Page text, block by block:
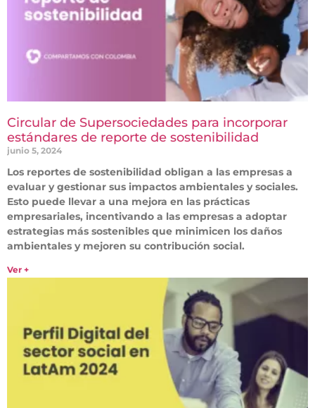
Circular de Supersociedades para incorporar
estándares de reporte de sostenibilidad
junio 5, 2024
Los reportes de sostenibilidad obligan a las empresas a
evaluar y gestionar sus impactos ambientales y sociales.
Esto puede llevar a una mejora en las prácticas
empresariales, incentivando a las empresas a adoptar
estrategias más sostenibles que minimicen los daños
ambientales y mejoren su contribución social.
Ver +